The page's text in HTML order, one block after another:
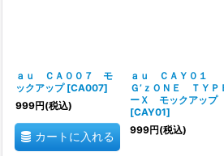
ａｕ ＣＡ００７ モ
ックアップ [CA007]
999円(税込)
カートに入れる
ａｕ ＣＡＹ０１
Ｇ’ｚＯＮＥ ＴＹＰ
ーＸ モックアップ
[CAY01]
999円(税込)